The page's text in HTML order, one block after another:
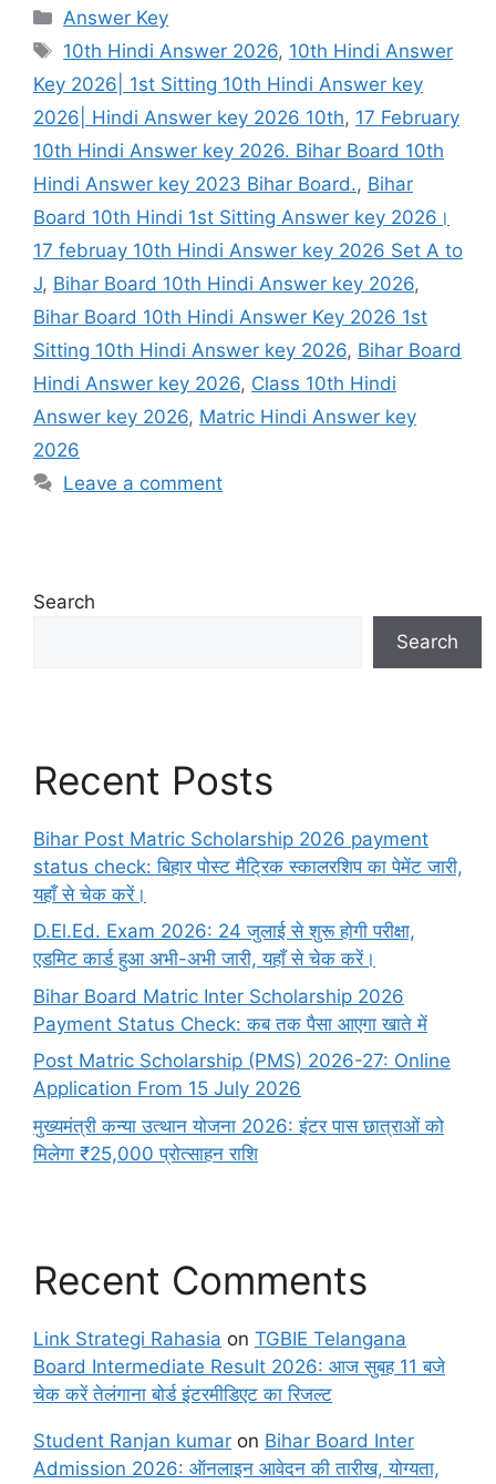
Categories
Answer Key
Tags
10th Hindi Answer 2026, 10th Hindi Answer
Key 2026| 1st Sitting 10th Hindi Answer key
2026| Hindi Answer key 2026 10th, 17 February
10th Hindi Answer key 2026. Bihar Board 10th
Hindi Answer key 2023 Bihar Board., Bihar
Board 10th Hindi 1st Sitting Answer key 2026।
17 februay 10th Hindi Answer key 2026 Set A to
J, Bihar Board 10th Hindi Answer key 2026,
Bihar Board 10th Hindi Answer Key 2026 1st
Sitting 10th Hindi Answer key 2026, Bihar Board
Hindi Answer key 2026, Class 10th Hindi
Answer key 2026, Matric Hindi Answer key
2026
Leave a comment
Search
Search
Recent Posts
Bihar Post Matric Scholarship 2026 payment
status check: बिहार पोस्ट मैट्रिक स्कालरशिप का पेमेंट जारी,
यहाँ से चेक करें।
D.El.Ed. Exam 2026: 24 जुलाई से शुरू होगी परीक्षा,
एडमिट कार्ड हुआ अभी-अभी जारी, यहाँ से चेक करें।
Bihar Board Matric Inter Scholarship 2026
Payment Status Check: कब तक पैसा आएगा खाते में
Post Matric Scholarship (PMS) 2026-27: Online
Application From 15 July 2026
मुख्यमंत्री कन्या उत्थान योजना 2026: इंटर पास छात्राओं को
मिलेगा ₹25,000 प्रोत्साहन राशि
Recent Comments
Link Strategi Rahasia on TGBIE Telangana
Board Intermediate Result 2026: आज सुबह 11 बजे
चेक करें तेलंगाना बोर्ड इंटरमीडिएट का रिजल्ट
Student Ranjan kumar on Bihar Board Inter
Admission 2026: ऑनलाइन आवेदन की तारीख, योग्यता,